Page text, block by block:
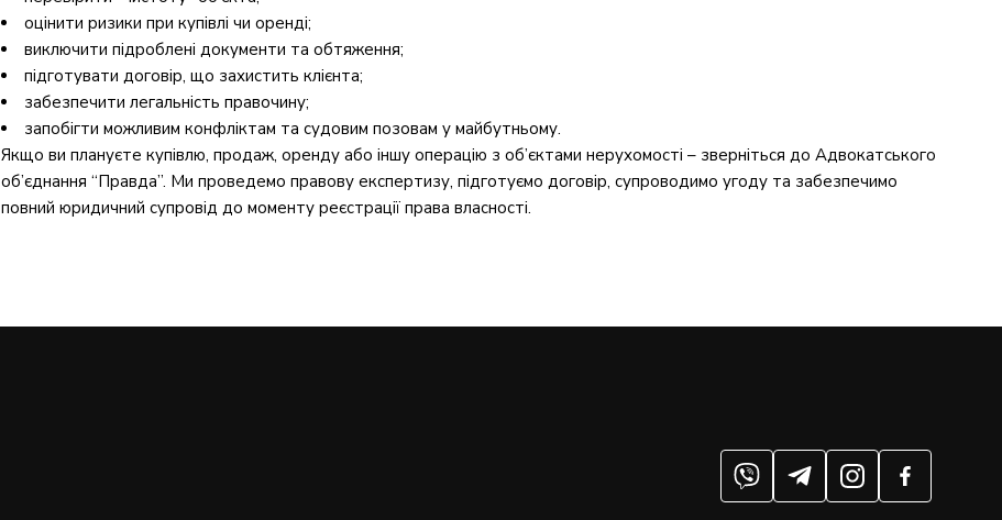
оцінити ризики при купівлі чи оренді;
виключити підроблені документи та обтяження;
підготувати договір, що захистить клієнта;
забезпечити легальність правочину;
запобігти можливим конфліктам та судовим позовам у майбутньому.
Якщо ви плануєте купівлю, продаж, оренду або іншу операцію з об’єктами нерухомості – зверніться до Адвокатського
об’єднання “Правда”. Ми проведемо правову експертизу, підготуємо договір, супроводимо угоду та забезпечимо
повний юридичний супровід до моменту реєстрації права власності.